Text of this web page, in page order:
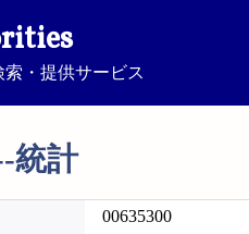
・提供サービス
統計
00635300